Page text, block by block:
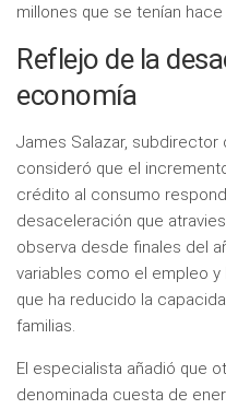
millones que se tenían hace
Reflejo de la
economía
James Salazar, subdirector
consideró que el
crédito al consumo
desaceleración que
observa desde finales del
variables como el empleo
que ha reducido la
familias.
El especialista añadió que
denominada cuesta de